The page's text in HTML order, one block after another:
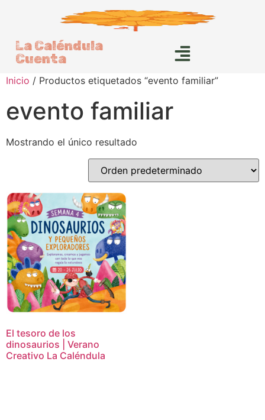
La Caléndula
Cuenta
Inicio / Productos etiquetados “evento familiar”
evento familiar
Mostrando el único resultado
El tesoro de los
dinosaurios | Verano
Creativo La Caléndula